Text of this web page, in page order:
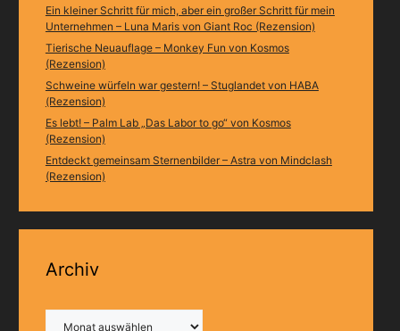
Ein kleiner Schritt für mich, aber ein großer Schritt für mein
Unternehmen – Luna Maris von Giant Roc (Rezension)
Tierische Neuauflage – Monkey Fun von Kosmos
(Rezension)
Schweine würfeln war gestern! – Stuglandet von HABA
(Rezension)
Es lebt! – Palm Lab „Das Labor to go“ von Kosmos
(Rezension)
Entdeckt gemeinsam Sternenbilder – Astra von Mindclash
(Rezension)
Archiv